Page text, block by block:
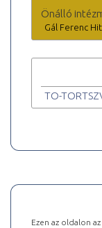
Önálló
Gál Ferenc
TO-
Ezen az oldalon